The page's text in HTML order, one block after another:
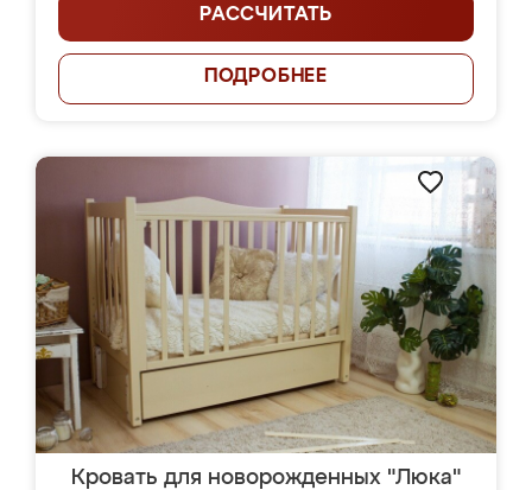
РАССЧИТАТЬ
ПОДРОБНЕЕ
Кровать для новорожденных "Люка"